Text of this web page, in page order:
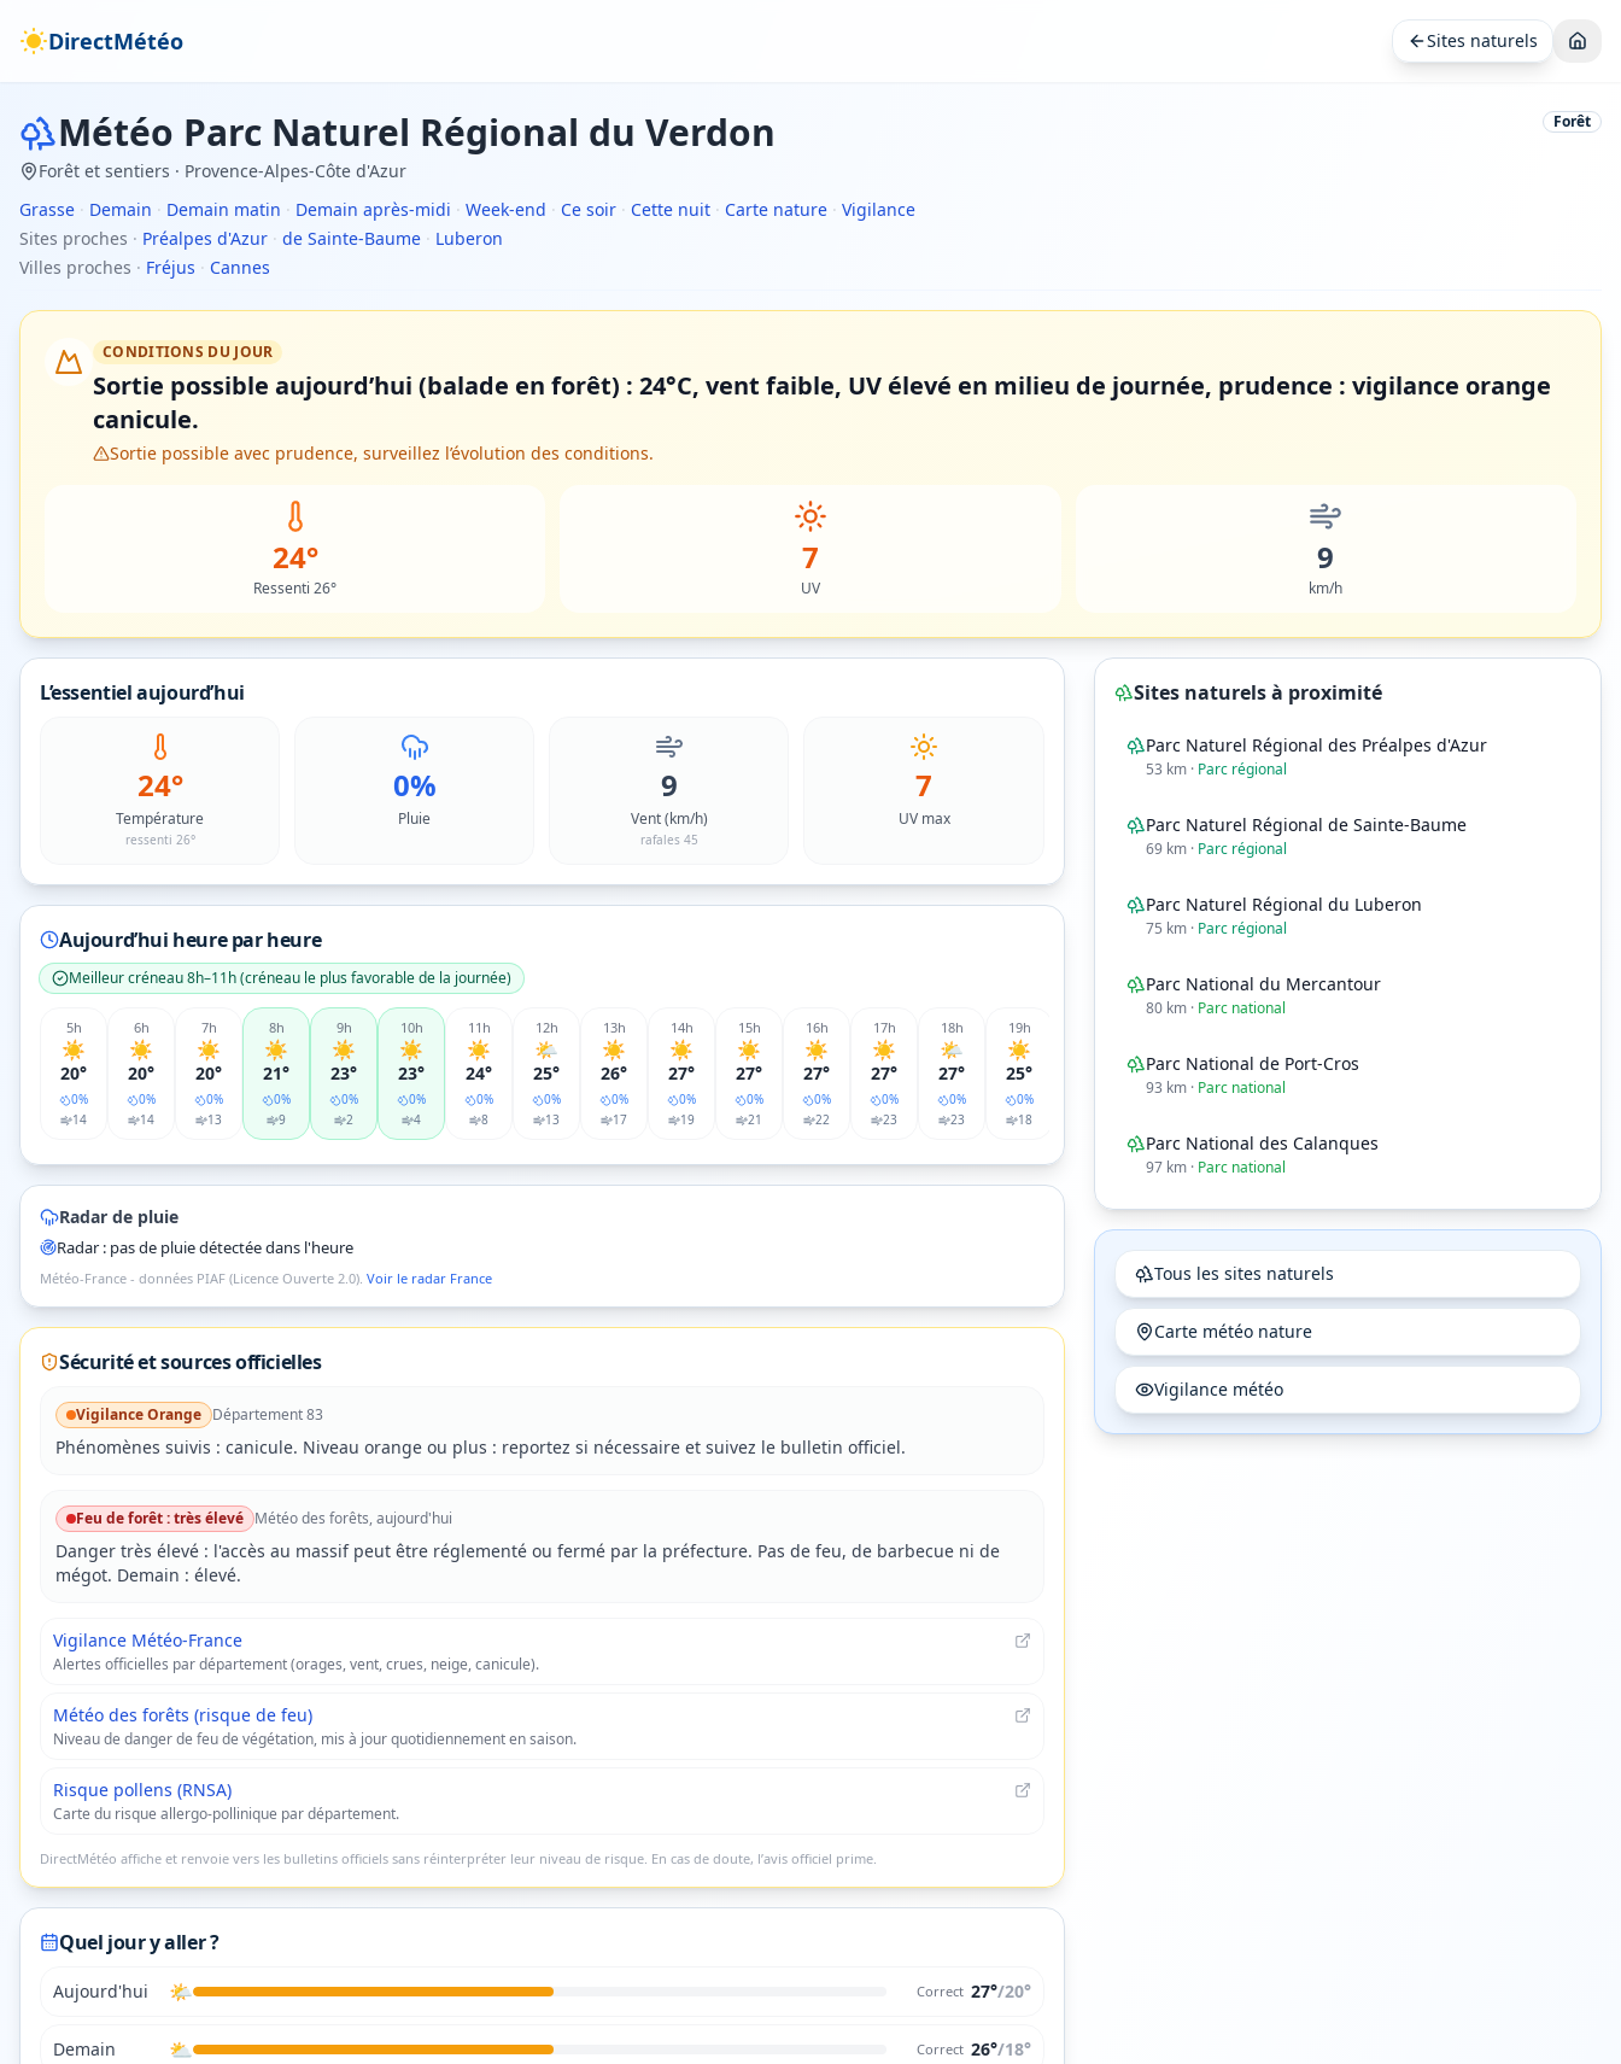
DirectMétéo Sites naturels
Météo Parc Naturel Régional du Verdon
Forêt et sentiers · Provence-Alpes-Côte d'Azur
Forêt
Grasse · Demain · Demain matin · Demain après-midi · Week-end · Ce soir · Cette nuit · Carte nature · Vigilance
Sites proches · Préalpes d'Azur · de Sainte-Baume · Luberon
Villes proches · Fréjus · Cannes
CONDITIONS DU JOUR
Sortie possible aujourd’hui (balade en forêt) : 24°C, vent faible, UV élevé en milieu de journée, prudence : vigilance orange
canicule.
Sortie possible avec prudence, surveillez l’évolution des conditions.
24°
Ressenti 26°
7
UV
9
km/h
L’essentiel aujourd’hui
24°
Température
ressenti 26°
0%
Pluie
9
Vent (km/h)
rafales 45
7
UV max
Aujourd’hui heure par heure
Meilleur créneau8h–11h(créneau le plus favorable de la journée)
5h
☀️
20°
0%
14
6h
☀️
20°
0%
14
7h
☀️
20°
0%
13
8h
☀️
21°
0%
9
9h
☀️
23°
0%
2
10h
☀️
23°
0%
4
11 h
☀️
24°
0%
8
12h
🌤️
25°
0%
13
13h
☀️
26°
0%
17
14h
☀️
27°
0%
19
15h
☀️
27°
0%
21
16h
☀️
27°
0%
22
17h
☀️
27°
0%
23
18h
🌤️
27°
0%
23
19h
☀️
25°
0%
18
21°
Radar de pluie
Radar : pas de pluie détectée dans l'heure
Météo-France - données PIAF (Licence Ouverte 2.0). Voir le radar France
Sécurité et sources officielles
VigilanceOrange Département83
Phénomènes suivis : canicule. Niveau orange ou plus : reportez si nécessaire et suivez le bulletin officiel.
Feu de forêt :très élevé Météo des forêts, aujourd'hui
Danger très élevé : l'accès au massif peut être réglementé ou fermé par la préfecture. Pas de feu, de barbecue ni de
mégot. Demain : élevé.
Vigilance Météo-France
Alertes officielles par département (orages, vent, crues, neige, canicule).
Météo des forêts (risque de feu)
Niveau de danger de feu de végétation, mis à jour quotidiennement en saison.
Risque pollens (RNSA)
Carte du risque allergo-pollinique par département.
DirectMétéo affiche et renvoie vers les bulletins officiels sans réinterpréter leur niveau de risque. En cas de doute, l’avis officiel prime.
Quel jour y aller ?
Aujourd'hui 🌤️ Correct 27°/20°
Demain ⛅ Correct 26°/18°
Sites naturels à proximité
Parc Naturel Régional des Préalpes d'Azur
53 km· Parc régional
Parc Naturel Régional de Sainte-Baume
69km· Parc régional
Parc Naturel Régional du Luberon
75 km· Parc régional
Parc National du Mercantour
80km· Parc national
Parc National de Port-Cros
93 km· Parc national
Parc National des Calanques
97km· Parc national
Tous les sites naturels
Carte météo nature
Vigilance météo